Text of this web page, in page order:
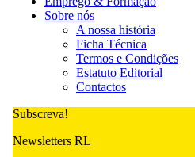
Sobre nós
A nossa história
Ficha Técnica
Termos e Condições
Estatuto Editorial
Contactos
Subscreva!
Newsletters RL